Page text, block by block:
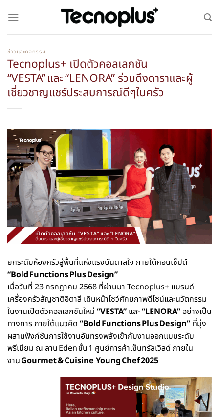
ข่าวและกิจกรรม
Tecnoplus+ เปิดตัวคอลเลกชัน
“VESTA” และ “LENORA” ร่วมดึงดาราและผู้
เชี่ยวชาญแชร์ประสบการณ์ดีๆในครัว
ยกระดับห้องครัวสู่พื้นที่แห่งแรงบันดาลใจ ภายใต้คอนเซ็ปต์
“Bold Functions Plus Design”
เมื่อวันที่ 23 กรกฎาคม 2568 ที่ผ่านมา Tecnoplus+ แบรนด์
เครื่องครัวสัญชาติอิตาลี เดินหน้าโชว์ศักยภาพดีไซน์และนวัตกรรม
ในงานเปิดตัวคอลเลกชันใหม่ “VESTA” และ“LENORA” อย่างเป็น
ทางการ ภายใต้แนวคิด “Bold Functions Plus Design” ที่มุ่ง
ผสานฟังก์ชันการใช้งานอันทรงพลังเข้ากับงานออกแบบระดับ
พรีเมียม ณ ลาน Eden ชั้น 1 ศูนย์การค้าเซ็นทรัลเวิลด์ ภายใน
งานGourmet & Cuisine Young Chef 2025